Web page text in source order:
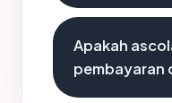
Apakah
pembayaran